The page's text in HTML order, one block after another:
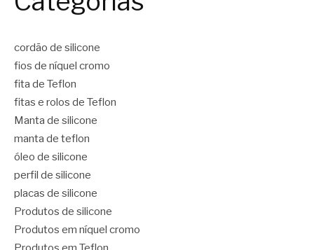
cordão de silicone
fios de níquel cromo
fita de Teflon
fitas e rolos de Teflon
Manta de silicone
manta de teflon
óleo de silicone
perfil de silicone
placas de silicone
Produtos de silicone
Produtos em níquel cromo